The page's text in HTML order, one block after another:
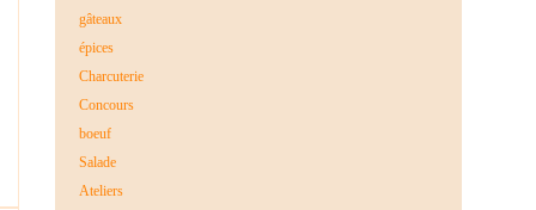
gâteaux
épices
Charcuterie
Concours
boeuf
Salade
Ateliers